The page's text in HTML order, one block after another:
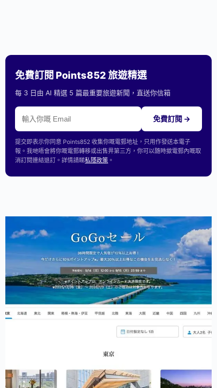
免費訂閱 Points852 旅遊精選
每 3 日由 AI 精選 5 篇最重要旅遊新聞，直送你信箱
免費訂閱 →
提交即表示你同意 Points852 收集你嘅電郵地址，只用作發送本電子
報。我哋唔會將你嘅電郵轉移或出售畀第三方，你可以隨時撳電郵內嘅取
消訂閱連結退訂。詳情請睇私隱政策 。